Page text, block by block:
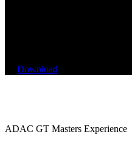
Download
ADAC GT Masters Experience